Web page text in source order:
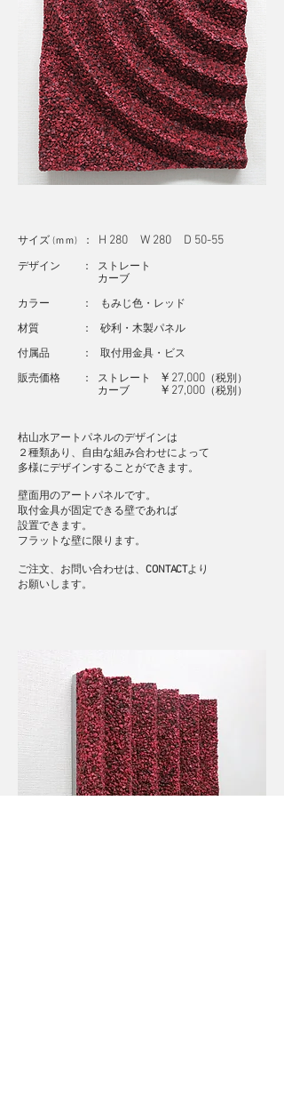
サイズ (ｍｍ) ： H 280 W 280 D 50-55
デザイン ： ストレート
カーブ
カラー ： もみじ色・レッド
材質 ： 砂利・木製パネル
付属品 ： 取付用金具・ビス
販売価格 ： ストレート
￥27,000 （税別 ）
カーブ
￥27,000 （税別 ）
枯山水アートパネルのデザインは
２種類あり ​、自由な組み合わせによって
多様にデザインすることができます。
壁面用のアートパネルです。
取付金具が固定できる壁であれば
設置できます。
フラットな壁に限ります。
​ご注文、お問い合わせは、 CONTACTより
​お願いします。